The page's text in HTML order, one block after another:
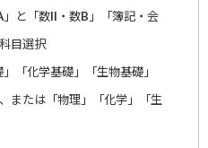
と「数II・数B」「簿記・会
目選択
「化学基礎」「生物基礎」
または「物理」「化学」「生